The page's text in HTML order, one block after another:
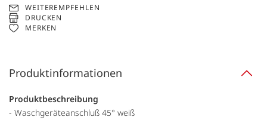
WEITEREMPFEHLEN
DRUCKEN
MERKEN
Produktinformationen
Produktbeschreibung
- Waschgeräteanschluß 45° weiß